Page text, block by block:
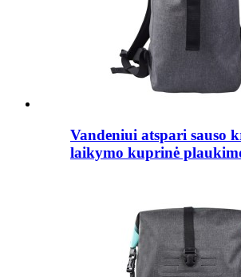
Vandeniui atspari sauso
laikymo kuprinė